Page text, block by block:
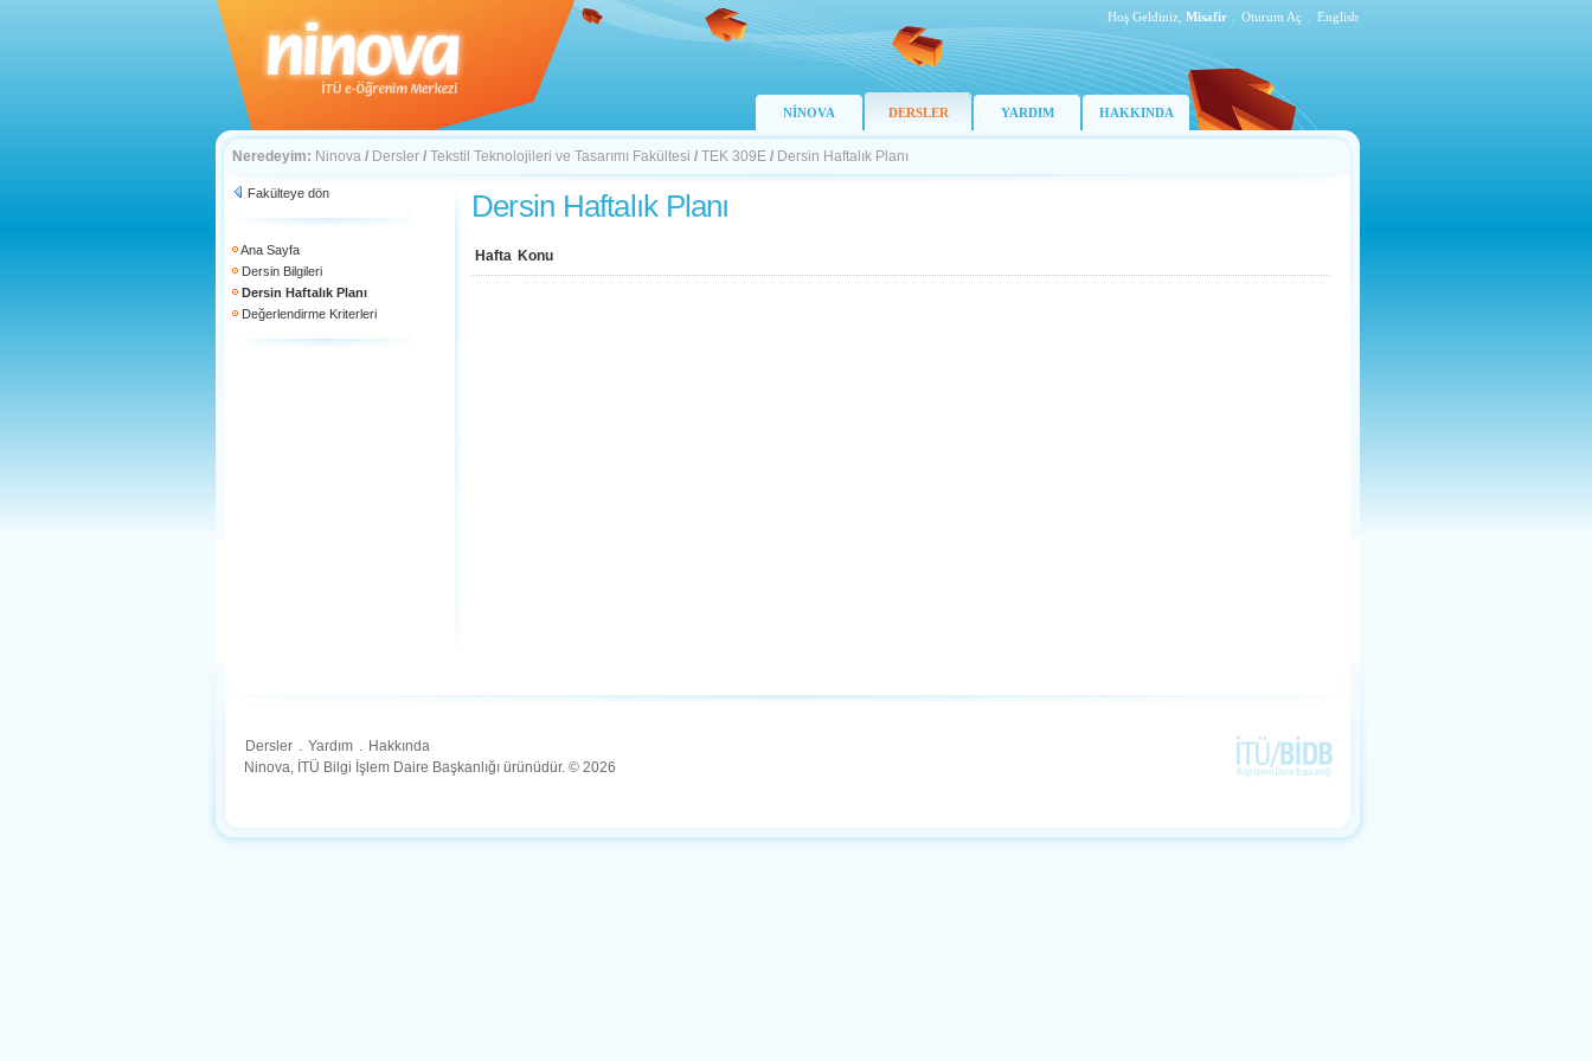
Hoş Geldiniz, Misafir Oturum Aç English
NİNOVA DERSLER YARDIM HAKKINDA
Neredeyim: Ninova / Dersler / Tekstil Teknolojileri ve Tasarımı Fakültesi / TEK 309E / Dersin Haftalık Planı
Fakülteye dön
Ana Sayfa
Dersin Bilgileri
Dersin Haftalık Planı
Değerlendirme Kriterleri
Dersin Haftalık Planı
Hafta Konu
Dersler . Yardım . Hakkında
Ninova, İTÜ Bilgi İşlem Daire Başkanlığı ürünüdür. © 2026